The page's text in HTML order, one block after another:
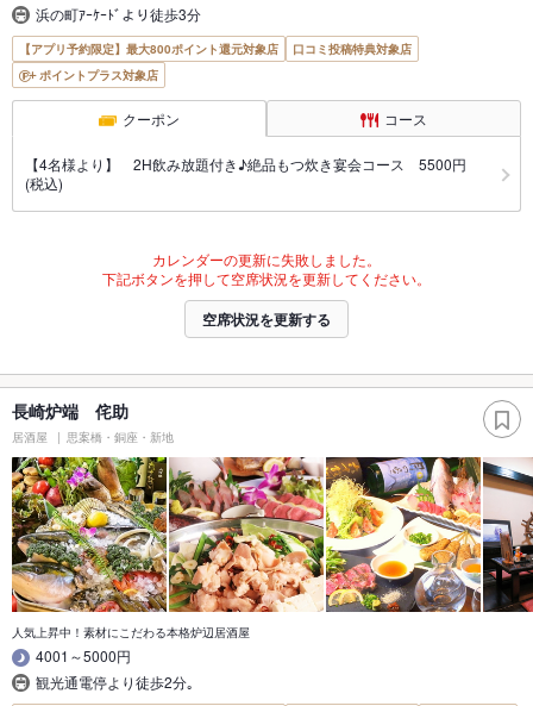
浜の町ｱｰｹｰﾄﾞより徒歩3分
【アプリ予約限定】最大800ポイント還元対象店
口コミ投稿特典対象店
ポイントプラス対象店
クーポン コース
【4名様より】 2H飲み放題付き♪絶品もつ炊き宴会コース 5500円
(税込)
カレンダーの更新に失敗しました。
下記ボタンを押して空席状況を更新してください。
空席状況を更新する
長崎炉端 侘助
居酒屋 思案橋・銅座・新地
人気上昇中！素材にこだわる本格炉辺居酒屋
4001～5000円
観光通電停より徒歩2分｡